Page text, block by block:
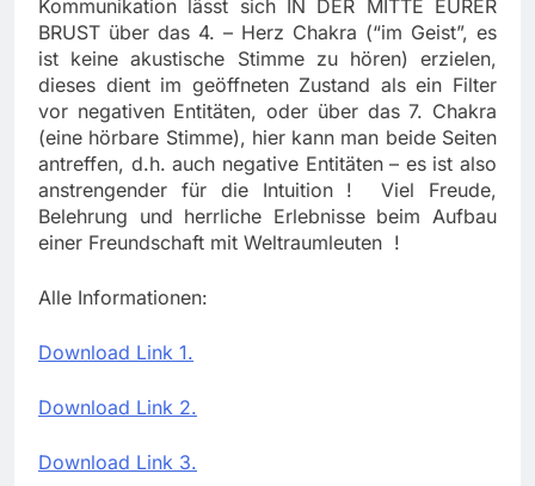
Kommunikation lässt sich IN DER MITTE EURER
BRUST über das 4. – Herz Chakra (“im Geist”, es
ist keine akustische Stimme zu hören) erzielen,
dieses dient im geöffneten Zustand als ein Filter
vor negativen Entitäten, oder über das 7. Chakra
(eine hörbare Stimme), hier kann man beide Seiten
antreffen, d.h. auch negative Entitäten – es ist also
anstrengender für die Intuition ! Viel Freude,
Belehrung und herrliche Erlebnisse beim Aufbau
einer Freundschaft mit Weltraumleuten !
Alle Informationen:
Download Link 1.
Download Link 2.
Download Link 3.